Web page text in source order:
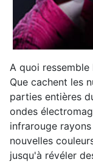
A quoi
Que cachent les
parties entières
ondes
infrarouge
nouvelles
jusqu'à révéler